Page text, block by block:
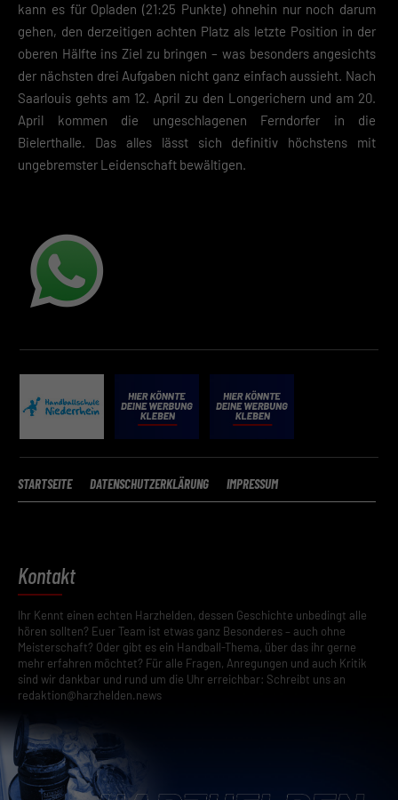
kann es für Opladen (21:25 Punkte) ohnehin nur noch darum
gehen, den derzeitigen achten Platz als letzte Position in der
oberen Hälfte ins Ziel zu bringen – was besonders angesichts
der nächsten drei Aufgaben nicht ganz einfach aussieht. Nach
Saarlouis gehts am 12. April zu den Longerichern und am 20.
April kommen die ungeschlagenen Ferndorfer in die
Bielerthalle. Das alles lässt sich definitiv höchstens mit
ungebremster Leidenschaft bewältigen.
STARTSEITE DATENSCHUTZERKLÄRUNG IMPRESSUM
Kontakt
Ihr Kennt einen echten Harzhelden, dessen Geschichte unbedingt alle
hören sollten? Euer Team ist etwas ganz Besonderes – auch ohne
Meisterschaft? Oder gibt es ein Handball-Thema, über das ihr gerne
mehr erfahren möchtet? Für alle Fragen, Anregungen und auch Kritik
sind wir dankbar und rund um die Uhr erreichbar: Schreibt uns an
redaktion@harzhelden.news